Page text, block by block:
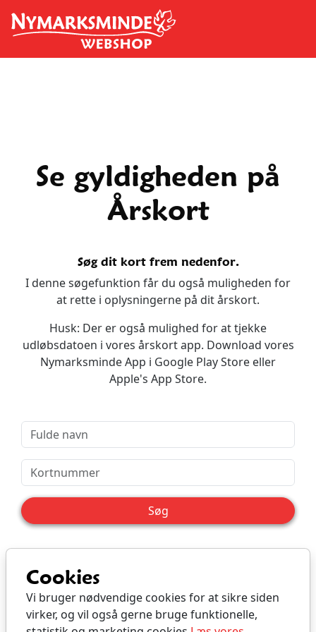
Cookies
Vi bruger nødvendige cookies for at sikre siden
virker, og vil også gerne bruge funktionelle,
Se gyldigheden på
Årskort
Søg dit kort frem nedenfor.
I denne søgefunktion får du også muligheden for
at rette i oplysningerne på dit årskort.
Husk: Der er også mulighed for at tjekke
udløbsdatoen i vores årskort app. Download vores
Nymarksminde App i Google Play Store eller
Apple's App Store.
Søg